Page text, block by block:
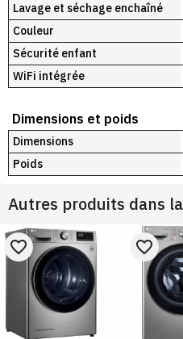
Lavage et séchage enchaîné
Couleur
Sécurité enfant
WiFi intégrée
Dimensions et poids
Dimensions
Poids
Autres produits dans
favorite_border favorite_border